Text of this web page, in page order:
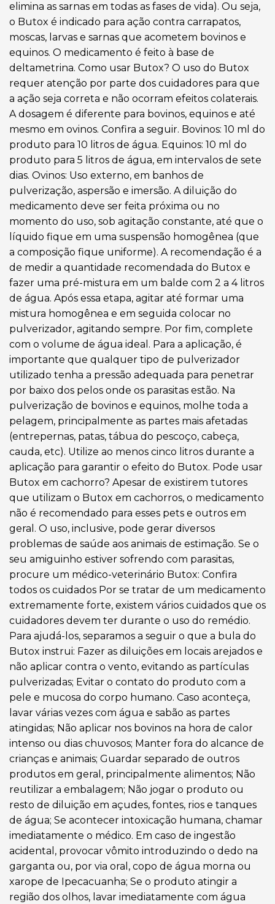
elimina as sarnas em todas as fases de vida). Ou seja,
o Butox é indicado para ação contra carrapatos,
moscas, larvas e sarnas que acometem bovinos e
equinos. O medicamento é feito à base de
deltametrina. Como usar Butox? O uso do Butox
requer atenção por parte dos cuidadores para que
a ação seja correta e não ocorram efeitos colaterais.
A dosagem é diferente para bovinos, equinos e até
mesmo em ovinos. Confira a seguir. Bovinos: 10 ml do
produto para 10 litros de água. Equinos: 10 ml do
produto para 5 litros de água, em intervalos de sete
dias. Ovinos: Uso externo, em banhos de
pulverização, aspersão e imersão. A diluição do
medicamento deve ser feita próxima ou no
momento do uso, sob agitação constante, até que o
líquido fique em uma suspensão homogênea (que
a composição fique uniforme). A recomendação é a
de medir a quantidade recomendada do Butox e
fazer uma pré-mistura em um balde com 2 a 4 litros
de água. Após essa etapa, agitar até formar uma
mistura homogênea e em seguida colocar no
pulverizador, agitando sempre. Por fim, complete
com o volume de água ideal. Para a aplicação, é
importante que qualquer tipo de pulverizador
utilizado tenha a pressão adequada para penetrar
por baixo dos pelos onde os parasitas estão. Na
pulverização de bovinos e equinos, molhe toda a
pelagem, principalmente as partes mais afetadas
(entrepernas, patas, tábua do pescoço, cabeça,
cauda, etc). Utilize ao menos cinco litros durante a
aplicação para garantir o efeito do Butox. Pode usar
Butox em cachorro? Apesar de existirem tutores
que utilizam o Butox em cachorros, o medicamento
não é recomendado para esses pets e outros em
geral. O uso, inclusive, pode gerar diversos
problemas de saúde aos animais de estimação. Se o
seu amiguinho estiver sofrendo com parasitas,
procure um médico-veterinário Butox: Confira
todos os cuidados Por se tratar de um medicamento
extremamente forte, existem vários cuidados que os
cuidadores devem ter durante o uso do remédio.
Para ajudá-los, separamos a seguir o que a bula do
Butox instrui: Fazer as diluições em locais arejados e
não aplicar contra o vento, evitando as partículas
pulverizadas; Evitar o contato do produto com a
pele e mucosa do corpo humano. Caso aconteça,
lavar várias vezes com água e sabão as partes
atingidas; Não aplicar nos bovinos na hora de calor
intenso ou dias chuvosos; Manter fora do alcance de
crianças e animais; Guardar separado de outros
produtos em geral, principalmente alimentos; Não
reutilizar a embalagem; Não jogar o produto ou
resto de diluição em açudes, fontes, rios e tanques
de água; Se acontecer intoxicação humana, chamar
imediatamente o médico. Em caso de ingestão
acidental, provocar vômito introduzindo o dedo na
garganta ou, por via oral, copo de água morna ou
xarope de Ipecacuanha; Se o produto atingir a
região dos olhos, lavar imediatamente com água